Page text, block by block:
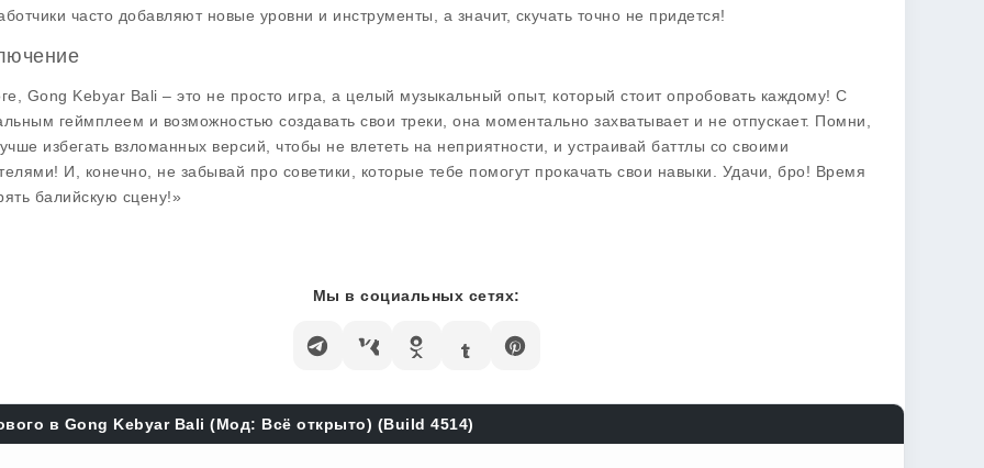
часто добавляют новые уровни и инструменты, а значит, скучать точно не придется!
Gong Kebyar Bali – это не просто игра, а целый музыкальный опыт, который стоит опробовать каждому! С
геймплеем и возможностью создавать свои треки, она моментально захватывает и не отпускает. Помни,
избегать взломанных версий, чтобы не влететь на неприятности, и устраивай баттлы со своими
И, конечно, не забывай про советики, которые тебе помогут прокачать свои навыки. Удачи, бро! Время
балийскую сцену!»
Мы в социальных сетях:
в Gong Kebyar Bali (Мод: Всё открыто) (Build 4514)